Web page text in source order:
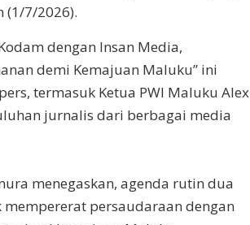
(1/7/2026).
dengan Insan Media,
demi Kemajuan Maluku” ini
termasuk Ketua PWI Maluku Alex
jurnalis dari berbagai media
menegaskan, agenda rutin dua
persaudaraan dengan